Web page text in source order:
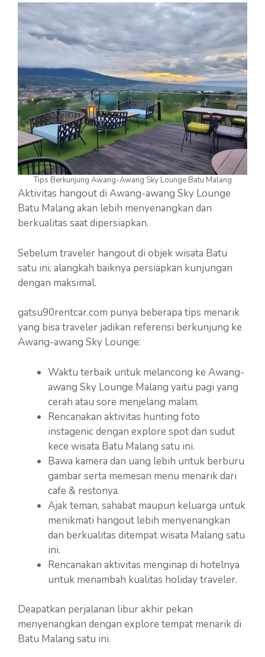
Tips Berkunjung Awang-Awang Sky Lounge Batu Malang
Aktivitas hangout di Awang-awang Sky Lounge
Batu Malang akan lebih menyenangkan dan
berkualitas saat dipersiapkan.
Sebelum traveler hangout di objek wisata Batu
satu ini, alangkah baiknya persiapkan kunjungan
dengan maksimal.
gatsu90rentcar.com punya beberapa tips menarik
yang bisa traveler jadikan referensi berkunjung ke
Awang-awang Sky Lounge:
Waktu terbaik untuk melancong ke Awang-
awang Sky Lounge Malang yaitu pagi yang
cerah atau sore menjelang malam.
Rencanakan aktivitas hunting foto
instagenic dengan explore spot dan sudut
kece wisata Batu Malang satu ini.
Bawa kamera dan uang lebih untuk berburu
gambar serta memesan menu menarik dari
cafe & restonya.
Ajak teman, sahabat maupun keluarga untuk
menikmati hangout lebih menyenangkan
dan berkualitas ditempat wisata Malang satu
ini.
Rencanakan aktivitas menginap di hotelnya
untuk menambah kualitas holiday traveler.
Deapatkan perjalanan libur akhir pekan
menyenangkan dengan explore tempat menarik di
Batu Malang satu ini.